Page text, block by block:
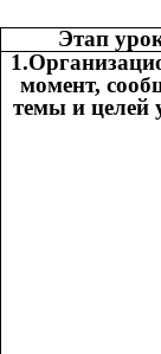
Этап
момент,
темы и целей